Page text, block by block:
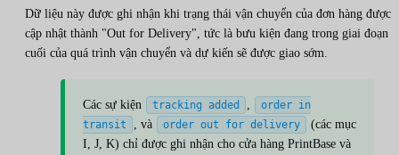
Dữ liệu này được ghi nhận khi trạng thái vận chuyển của đơn hàng được
cập nhật thành "Out for Delivery", tức là bưu kiện đang trong giai đoạn
cuối của quá trình vận chuyển và dự kiến sẽ được giao sớm.
Các sự kiện tracking added
order in
transit
, và order out for delivery
(các mục
I, J, K) chỉ được ghi nhận cho cửa hàng PrintBase và